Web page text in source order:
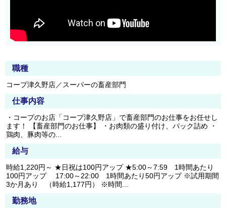
職種
コープ津久野店／スーパーの畜産部門
仕事内容
・コープのお店「コープ津久野店」で畜産部門のお仕事をお任せし
ます！ 【畜産部門のお仕事】 ・お肉類の盛り付け、パック詰め ・
鶏肉、豚肉等の...
給与
時給1,220円～ ★日祝は100円アップ ★5:00～7:59 1時間あたり
100円アップ 17:00～22:00 1時間あたり50円アップ ※試用期間
3か月あり （時給1,177円） ※時間...
勤務地